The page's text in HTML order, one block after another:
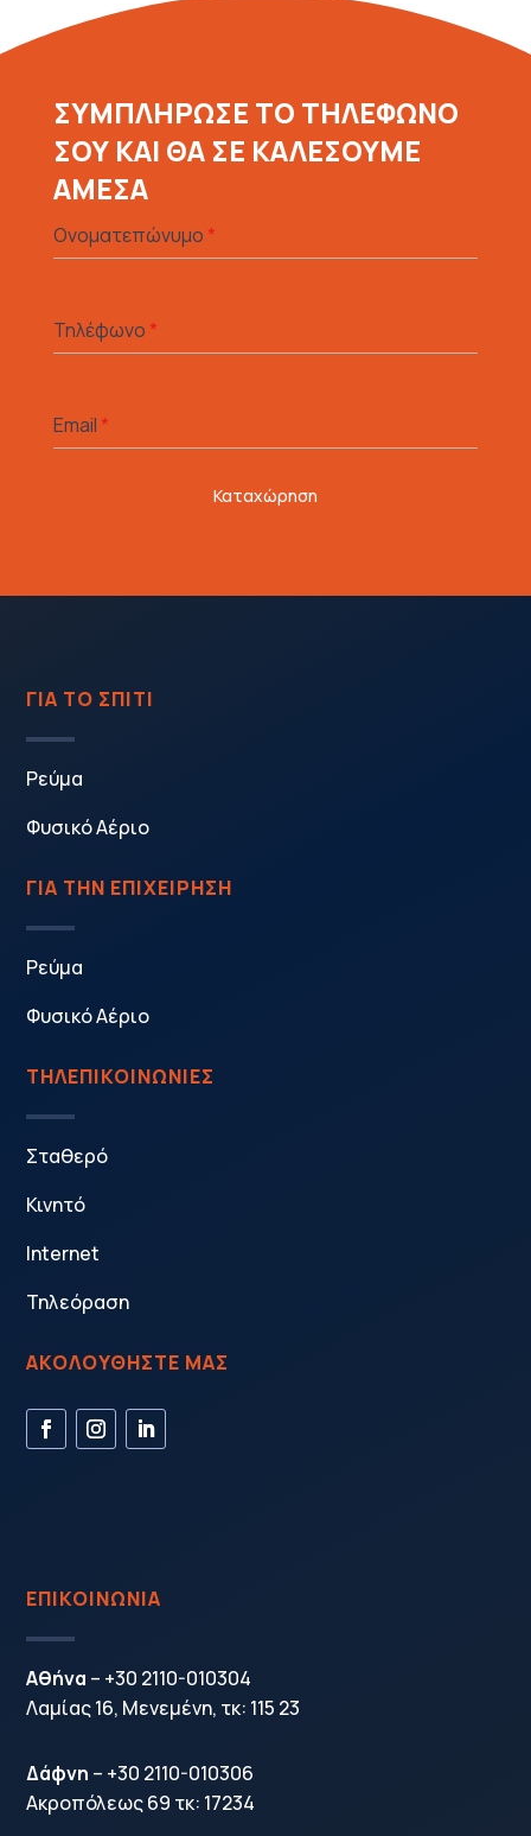
ΣΥΜΠΛΗΡΩΣΕ ΤΟ ΤΗΛΕΦΩΝΟ
ΣΟΥ ΚΑΙ ΘΑ ΣΕ ΚΑΛΕΣΟΥΜΕ
ΑΜΕΣΑ
Ονοματεπώνυμο *
Τηλέφωνο *
Email *
Καταχώρηση
ΓΙΑ ΤΟ ΣΠΙΤΙ
Ρεύμα
Φυσικό Αέριο
ΓΙΑ ΤΗΝ ΕΠΙΧΕΙΡΗΣΗ
Ρεύμα
Φυσικό Αέριο
ΤΗΛΕΠΙΚΟΙΝΩΝΙΕΣ
Σταθερό
Κινητό
Internet
Τηλεόραση
ΑΚΟΛΟΥΘΗΣΤΕ ΜΑΣ
ΕΠΙΚΟΙΝΩΝΙΑ
Αθήνα – +30 2110-010304
Λαμίας 16, Μενεμένη, τκ: 115 23
Δάφνη – +30 2110-010306
Ακροπόλεως 69 τκ: 17234